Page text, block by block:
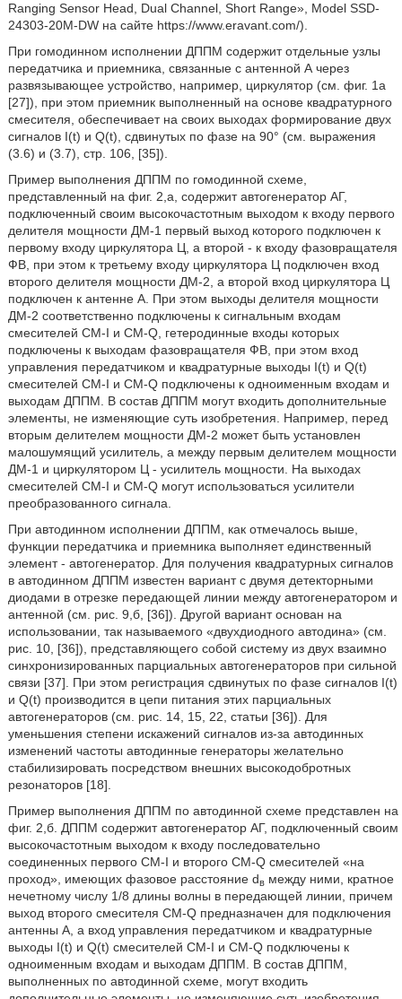
Ranging Sensor Head, Dual Channel, Short Range», Model SSD-
24303-20M-DW на сайте https://www.eravant.com/).
При гомодинном исполнении ДППМ содержит отдельные узлы
передатчика и приемника, связанные с антенной А через
развязывающее устройство, например, циркулятор (см. фиг. 1а
[27]), при этом приемник выполненный на основе квадратурного
смесителя, обеспечивает на своих выходах формирование двух
сигналов I(t) и Q(t), сдвинутых по фазе на 90° (см. выражения
(3.6) и (3.7), стр. 106, [35]).
Пример выполнения ДППМ по гомодинной схеме,
представленный на фиг. 2,а, содержит автогенератор АГ,
подключенный своим высокочастотным выходом к входу первого
делителя мощности ДМ-1 первый выход которого подключен к
первому входу циркулятора Ц, а второй - к входу фазовращателя
ФВ, при этом к третьему входу циркулятора Ц подключен вход
второго делителя мощности ДМ-2, а второй вход циркулятора Ц
подключен к антенне А. При этом выходы делителя мощности
ДМ-2 соответственно подключены к сигнальным входам
смесителей CM-I и CM-Q, гетеродинные входы которых
подключены к выходам фазовращателя ФВ, при этом вход
управления передатчиком и квадратурные выходы I(t) и Q(t)
смесителей CM-I и CM-Q подключены к одноименным входам и
выходам ДППМ. В состав ДППМ могут входить дополнительные
элементы, не изменяющие суть изобретения. Например, перед
вторым делителем мощности ДМ-2 может быть установлен
малошумящий усилитель, а между первым делителем мощности
ДМ-1 и циркулятором Ц - усилитель мощности. На выходах
смесителей CM-I и СМ-Q могут использоваться усилители
преобразованного сигнала.
При автодинном исполнении ДППМ, как отмечалось выше,
функции передатчика и приемника выполняет единственный
элемент - автогенератор. Для получения квадратурных сигналов
в автодинном ДППМ известен вариант с двумя детекторными
диодами в отрезке передающей линии между автогенератором и
антенной (см. рис. 9,б, [36]). Другой вариант основан на
использовании, так называемого «двухдиодного автодина» (см.
рис. 10, [36]), представляющего собой систему из двух взаимно
синхронизированных парциальных автогенераторов при сильной
связи [37]. При этом регистрация сдвинутых по фазе сигналов I(t)
и Q(t) производится в цепи питания этих парциальных
автогенераторов (см. рис. 14, 15, 22, статьи [36]). Для
уменьшения степени искажений сигналов из-за автодинных
изменений частоты автодинные генераторы желательно
стабилизировать посредством внешних высокодобротных
резонаторов [18].
Пример выполнения ДППМ по автодинной схеме представлен на
фиг. 2,б. ДППМ содержит автогенератор АГ, подключенный своим
высокочастотным выходом к входу последовательно
соединенных первого CM-I и второго CM-Q смесителей «на
проход», имеющих фазовое расстояние dв между ними, кратное
нечетному числу 1/8 длины волны в передающей линии, причем
выход второго смесителя CM-Q предназначен для подключения
антенны А, а вход управления передатчиком и квадратурные
выходы I(t) и Q(t) смесителей CM-I и CM-Q подключены к
одноименным входам и выходам ДППМ. В состав ДППМ,
выполненных по автодинной схеме, могут входить